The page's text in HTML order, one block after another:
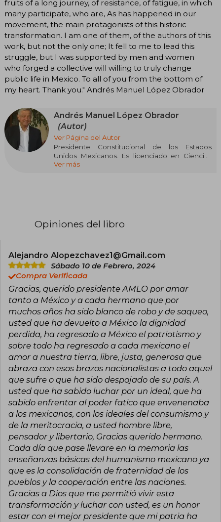
fruits of a long journey, of resistance, of fatigue, in which
many participate, who are, As has happened in our
movement, the main protagonists of this historic
transformation. I am one of them, of the authors of this
work, but not the only one; It fell to me to lead this
struggle, but I was supported by men and women
who forged a collective will willing to truly change
public life in Mexico. To all of you from the bottom of
my heart. Thank you." Andrés Manuel López Obrador
Andrés Manuel López Obrador
(Autor)
Ver Página del Autor
Presidente Constitucional de los Estados
Unidos Mexicanos. Es licenciado en Ciencias
Políticas y Administración Pública por la UNAM;
Fue tres veces candidato a la Presidencia de la
como Jefe del Poder Ejecutivo en 2018, ganó la
elección con el 53.19% de los votos.
Bajo Editorial Planeta ha publicado los
siguientes libros: El poder en el trópico (2015);
Catarino Erasmo Garza Rodríguez (2016); Oye,
Trump (2017) y 2018 La salida (2017).
Ver más
Opiniones del libro
Alejandro Alopezchavez1@Gmail.com
Sábado 10 de Febrero, 2024
Compra Verificada
Gracias, querido presidente AMLO por amar
tanto a México y a cada hermano que por
muchos años ha sido blanco de robo y de saqueo,
usted que ha devuelto a México la dignidad
perdida, ha regresado a México el patriotismo y
sobre todo ha regresado a cada mexicano el
amor a nuestra tierra, libre, justa, generosa que
abraza con esos brazos nacionalistas a todo aquel
que sufre o que ha sido despojado de su país. A
usted que ha sabido luchar por un ideal, que ha
sabido enfrentar al poder fatico que envenenaba
a los mexicanos, con los ideales del consumismo y
de la meritocracia, a usted hombre libre,
pensador y libertario, Gracias querido hermano.
Cada día que pase llevare en la memoria las
enseñanzas básicas del humanismo mexicano ya
que es la consolidación de fraternidad de los
pueblos y la cooperación entre las naciones.
Gracias a Dios que me permitió vivir esta
transformación y luchar con usted, es un honor
estar con el mejor presidente que mi patria ha